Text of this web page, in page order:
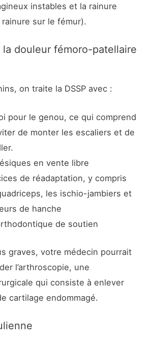
instables et la rainure
sur le fémur).
la douleur fémoro-patellaire
on traite la DSSP avec :
pour le genou, ce qui comprend
de monter les escaliers et de
en vente libre
de réadaptation, y compris
les ischio-jambiers et
de hanche
de soutien
graves, votre médecin pourrait
l’arthroscopie, une
qui consiste à enlever
cartilage endommagé.